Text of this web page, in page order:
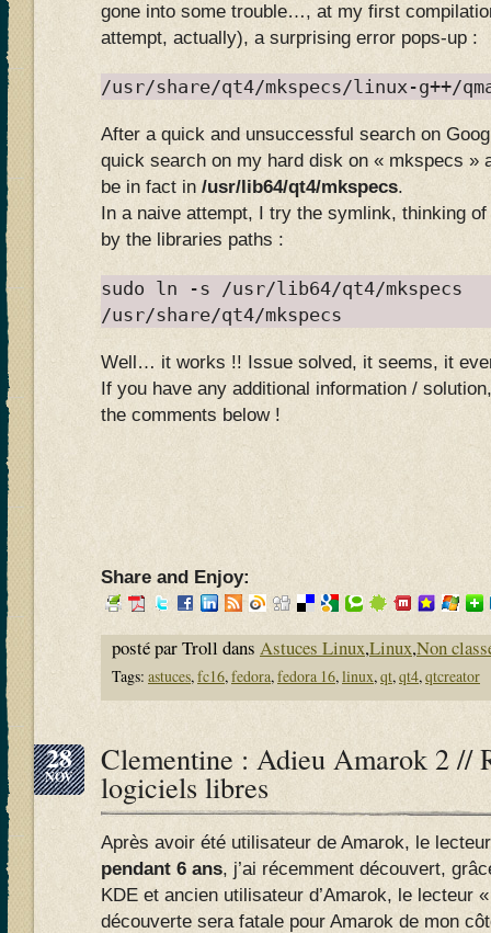
gone into some trouble…, at my first
attempt, actually), a surprising error pops-up :
/usr/share/qt4/mkspecs/linux-g++/
After a quick and unsuccessful search on
quick search on my hard disk on « mkspecs »
be in fact in /usr/lib64/qt4/mkspecs.
In a naive attempt, I try the symlink, thinking
by the libraries paths :
sudo ln -s /usr/lib64/qt4/mkspecs
/usr/share/qt4/mkspecs
Well… it works !! Issue solved, it seems, it
If you have any additional information /
the comments below !
Share and Enjoy:
posté par Troll dans Astuces Linux,Linux,Non
Tags: astuces,fc16,fedora,fedora 16,linux,qt,qt4,qtcreator
28
NOV Clementine : Adieu Amarok 2 //
logiciels libres
Après avoir été utilisateur de Amarok, le
pendant 6 ans, j’ai récemment découvert,
KDE et ancien utilisateur d’Amarok, le lecteur
découverte sera fatale pour Amarok de mon